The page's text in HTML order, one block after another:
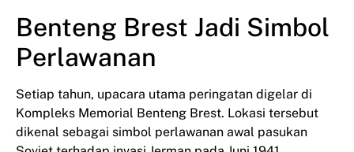
Benteng Brest Jadi Simbol
Perlawanan
Setiap tahun, upacara utama peringatan digelar di
Kompleks Memorial Benteng Brest. Lokasi tersebut
dikenal sebagai simbol perlawanan awal pasukan